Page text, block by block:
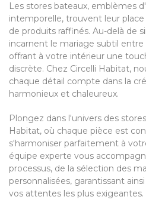
Les stores bateaux, emblèmes
intemporelle, trouvent leur
de produits raffinés. Au-delà de
incarnent le mariage subtil
offrant à votre intérieur une
discrète. Chez Circelli Habitat,
chaque détail compte dans la
harmonieux et chaleureux.
Plongez dans l'univers des
Habitat, où chaque pièce est
s'harmoniser parfaitement à
équipe experte vous
processus, de la sélection des
personnalisées, garantissant
vos attentes les plus exigeantes.